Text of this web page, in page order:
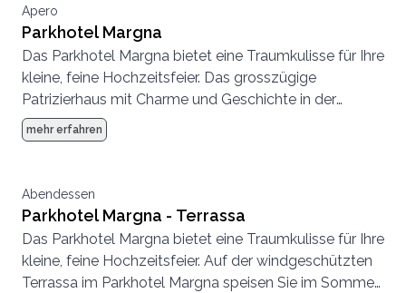
Apero
Parkhotel Margna
Das Parkhotel Margna bietet eine Traumkulisse für Ihre
kleine, feine Hochzeitsfeier. Das grosszügige
Patrizierhaus mit Charme und Geschichte in der
lichtdurchfluteten Ebene zwischen Silser- und
Silvaplanersee umfasst einen Hotelgarten mit
und drei Restaurants.
mehr erfahren
Abendessen
Parkhotel Margna - Terrassa
Das Parkhotel Margna bietet eine Traumkulisse für Ihre
kleine, feine Hochzeitsfeier. Auf der windgeschützten
Terrassa im Parkhotel Margna speisen Sie im Sommer